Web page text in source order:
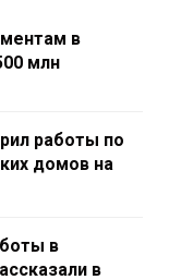
в
млн
работы по
домов на
в
в